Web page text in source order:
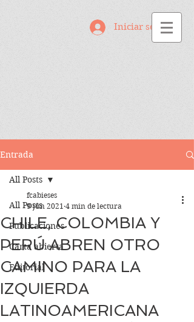
Iniciar sesión
Entrada
All Posts
Publicaciones
Carta abierta
Editorial
All Posts
CHILE, COLOMBIA Y
PERÚ ABREN OTRO
CAMINO PARA LA
IZQUIERDA
LATINOAMERICANA
fcabieses
9 jun 2021 4 min de lectura